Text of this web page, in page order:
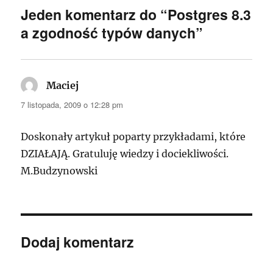
Jeden komentarz do “Postgres 8.3
a zgodność typów danych”
Maciej
7 listopada, 2009 o 12:28 pm
Doskonały artykuł poparty przykładami, które
DZIAŁAJĄ. Gratuluję wiedzy i dociekliwości.
M.Budzynowski
Dodaj komentarz